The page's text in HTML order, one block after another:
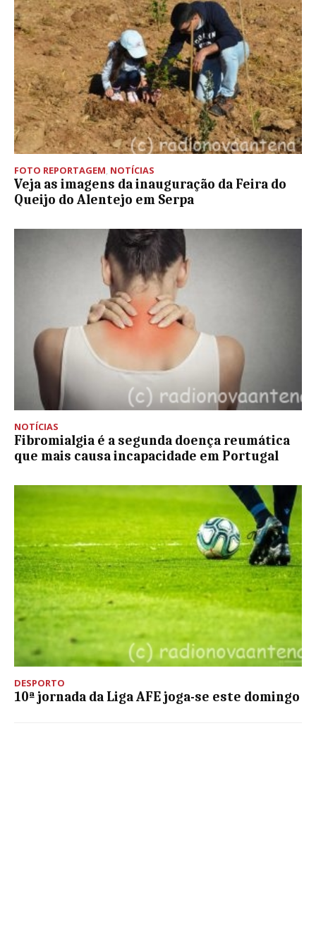
FOTO REPORTAGEM, NOTÍCIAS
Veja as imagens da inauguração da Feira do
Queijo do Alentejo em Serpa
NOTÍCIAS
Fibromialgia é a segunda doença reumática
que mais causa incapacidade em Portugal
DESPORTO
10ª jornada da Liga AFE joga-se este domingo